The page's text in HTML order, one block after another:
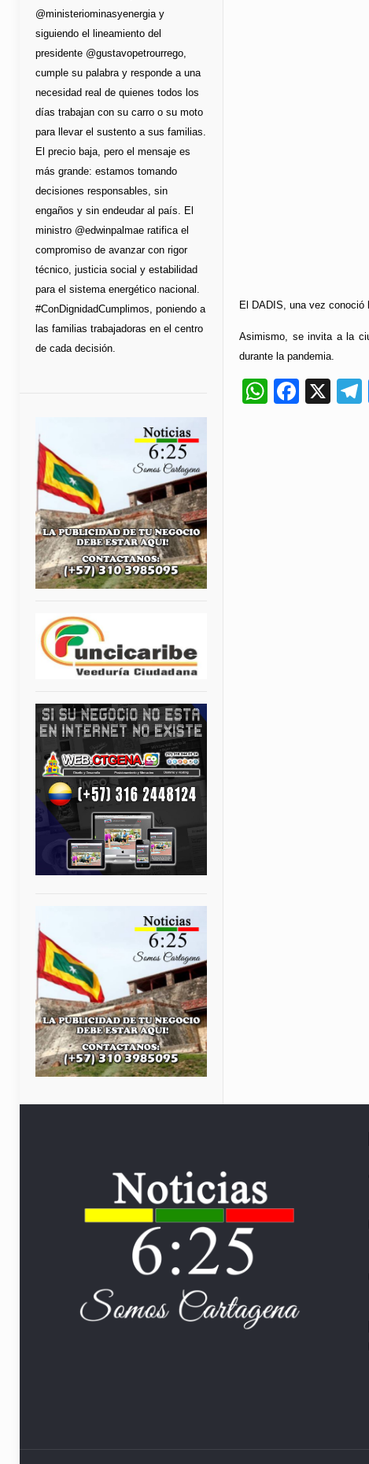
El DADIS, una vez conoció
Asimismo, se invita a la
durante la pandemia.
X
@ministeriominasyenergia y
siguiendo el lineamiento del
presidente @gustavopetrourrego,
cumple su palabra y responde a una
necesidad real de quienes todos los
días trabajan con su carro o su moto
para llevar el sustento a sus familias.
El precio baja, pero el mensaje es
más grande: estamos tomando
decisiones responsables, sin
engaños y sin endeudar al país. El
ministro @edwinpalmae ratifica el
compromiso de avanzar con rigor
técnico, justicia social y estabilidad
para el sistema energético nacional.
#ConDignidadCumplimos, poniendo a
las familias trabajadoras en el centro
de cada decisión.